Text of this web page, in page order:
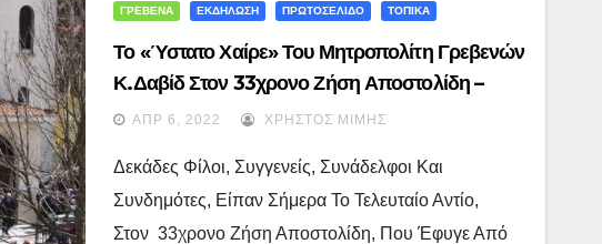
ΓΡΕΒΕΝΑ ΕΚΔΗΛΩΣΗ ΠΡΩΤΟΣΕΛΙΔΟ ΤΟΠΙΚΑ
Το «ύστατο Χαίρε» Του Μητροπολίτη Γρεβενών
Κ.Δαβίδ Στον 33χρονο Ζήση Αποστολίδη –
(audio)
ΑΠΡ 6, 2022 ΧΡΉΣΤΟΣ ΜΊΜΗΣ
Δεκάδες Φίλοι, Συγγενείς, Συνάδελφοι Και
Συνδημότες, Είπαν Σήμερα Το Τελευταίο Αντίο,
Στον 33χρονο Ζήση Αποστολίδη, Που Έφυγε Από